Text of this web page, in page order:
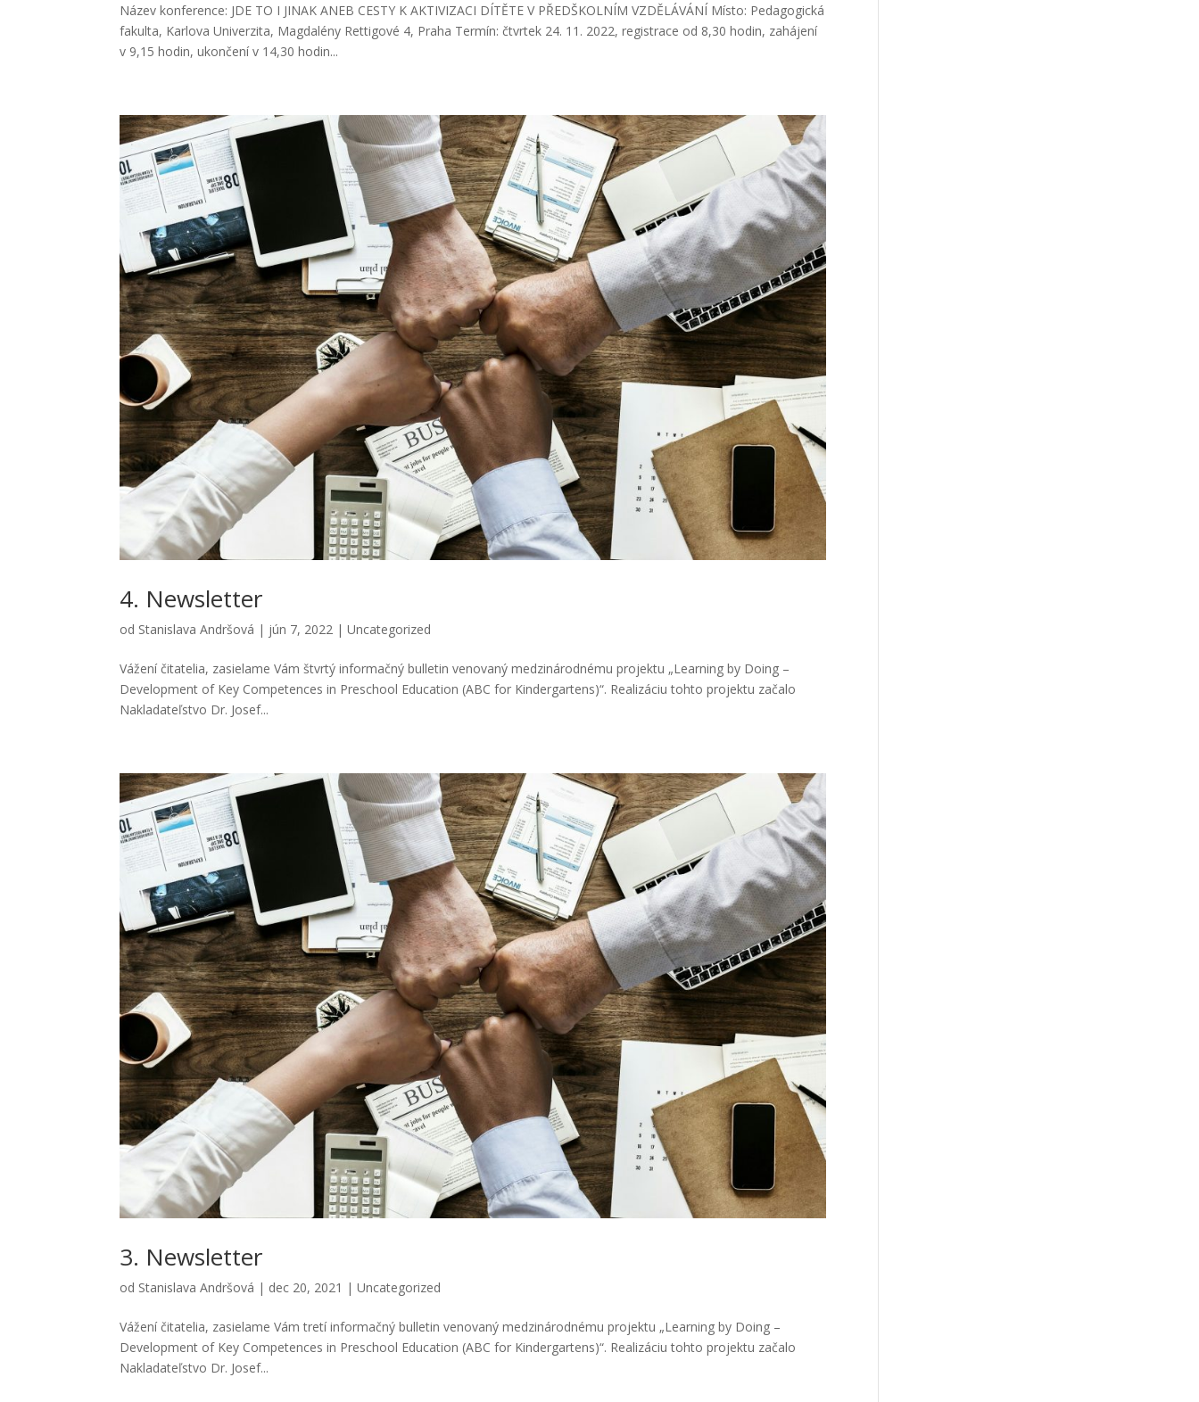
Název konference: JDE TO I JINAK ANEB CESTY K AKTIVIZACI DÍTĚTE V PŘEDŠKOLNÍM VZDĚLÁVÁNÍ Místo: Pedagogická
fakulta, Karlova Univerzita, Magdalény Rettigové 4, Praha Termín: čtvrtek 24. 11. 2022, registrace od 8,30 hodin, zahájení
v 9,15 hodin, ukončení v 14,30 hodin...
4. Newsletter
od Stanislava Andršová | jún 7, 2022 |Uncategorized
Vážení čitatelia, zasielame Vám štvrtý informačný bulletin venovaný medzinárodnému projektu „Learning by Doing –
Development of Key Competences in Preschool Education (ABC for Kindergartens)“. Realizáciu tohto projektu začalo
Nakladateľstvo Dr. Josef...
3. Newsletter
od Stanislava Andršová | dec 20, 2021 |Uncategorized
Vážení čitatelia, zasielame Vám tretí informačný bulletin venovaný medzinárodnému projektu „Learning by Doing –
Development of Key Competences in Preschool Education (ABC for Kindergartens)“. Realizáciu tohto projektu začalo
Nakladateľstvo Dr. Josef...